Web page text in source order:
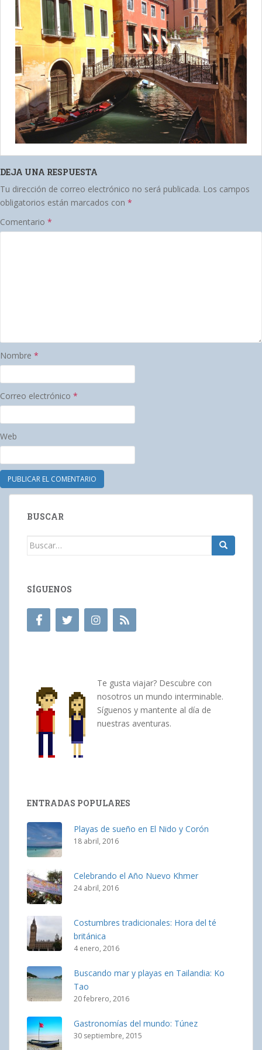
DEJA UNA RESPUESTA
Tu dirección de correo electrónico no será publicada. Los campos
obligatorios están marcados con *
Comentario *
Nombre *
Correo electrónico *
Web
BUSCAR
Buscar:
SÍGUENOS
Te gusta viajar? Descubre con
nosotros un mundo interminable.
Síguenos y mantente al día de
nuestras aventuras.
ENTRADAS POPULARES
Playas de sueño en El Nido y Corón
18 abril, 2016
Celebrando el Año Nuevo Khmer
24 abril, 2016
Costumbres tradicionales: Hora del té
británica
4 enero, 2016
Buscando mar y playas en Tailandia: Ko
Tao
20 febrero, 2016
Gastronomías del mundo: Túnez
30 septiembre, 2015